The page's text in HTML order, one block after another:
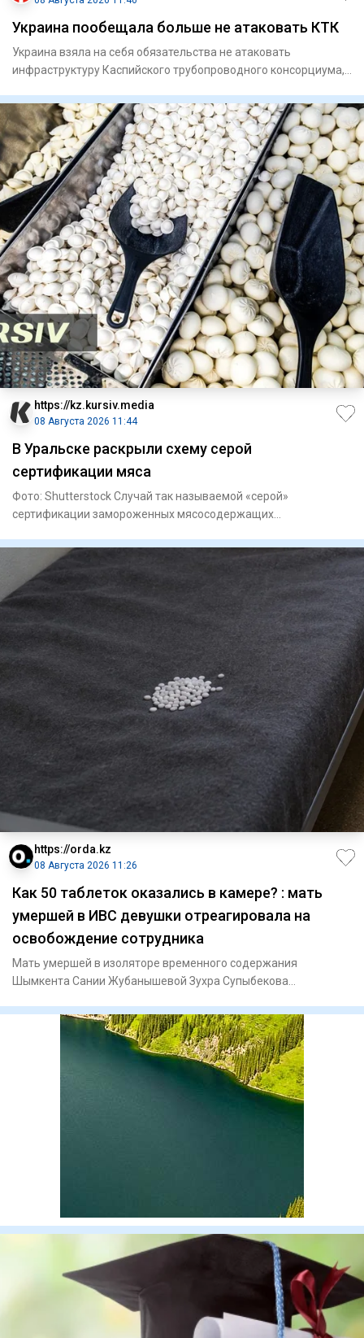
Украина пообещала больше не атаковать КТК
Украина взяла на себя обязательства не атаковать
инфраструктуру Каспийского трубопроводного консорциума,
https://kz.kursiv.media
08 Августа 2026 11:44
В Уральске раскрыли схему серой
сертификации мяса
Фото: Shutterstock Случай так называемой «серой»
сертификации замороженных мясосодержащих
https://orda.kz
08 Августа 2026 11:26
Как 50 таблеток оказались в камере? : мать
умершей в ИВС девушки отреагировала на
освобождение сотрудника
Мать умершей в изоляторе временного содержания
Шымкента Сании Жубанышевой Зухра Супыбекова